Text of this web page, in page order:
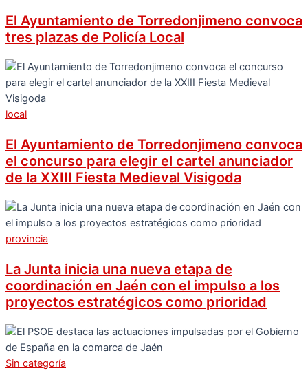
El Ayuntamiento de Torredonjimeno convoca
tres plazas de Policía Local
local
El Ayuntamiento de Torredonjimeno convoca
el concurso para elegir el cartel anunciador
de la XXIII Fiesta Medieval Visigoda
provincia
La Junta inicia una nueva etapa de
coordinación en Jaén con el impulso a los
proyectos estratégicos como prioridad
Sin categoría